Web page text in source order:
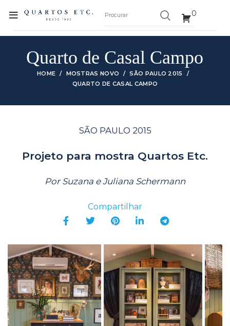
0
Quarto de Casal Campo
HOME MOSTRAS NOVO
SÃO PAULO 2015
QUARTO DE CASAL CAMPO
SÃO PAULO 2015
Projeto para mostra Quartos Etc.
Por Suzana e Juliana Schermann